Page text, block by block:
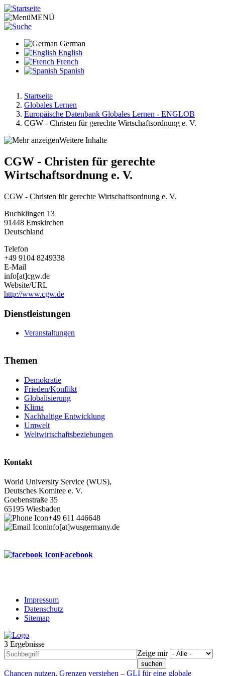
Direkt
zum
Inhalt
MENÜ
German
English
French
Spanish
Pfadnavigation
Startseite
Globales Lernen
Europäische Datenbank Globales Lernen - ENGLOB
CGW - Christen für gerechte Wirtschaftsordnung e. V.
Weitere Inhalte
CGW - Christen für gerechte
Wirtschaftsordnung e. V.
CGW - Christen für gerechte Wirtschaftsordnung e. V.
Buchklingen 13
91448 Emskirchen
Deutschland
Telefon
+49 9104 8249338
E-Mail
info[at]cgw.de
Website/URL
http://www.cgw.de
Dienstleistungen
Veranstaltungen
Themen
Demokratie
Frieden/Konflikt
Globalisierung
Klima
Nachhaltige Entwicklung
Umwelt
Weltwirtschaftsbeziehungen
Kontakt
World University Service (WUS),
Deutsches Komitee e. V.
Goebenstraße 35
65195 Wiesbaden
+49 611 446648
info[at]wusgermany.de
Facebook
Footer
menu
Impressum
Datenschutz
Sitemap
3 Ergebnisse
Zeige mir
Chancen nutzen, Grenzen verstehen – GLI für eine globale